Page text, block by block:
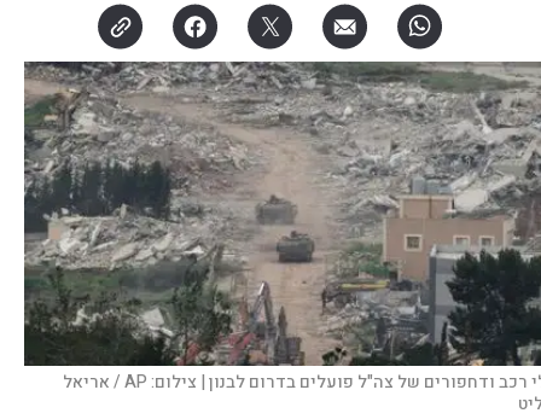
רכב ודחפורים של צה"ל פועלים בדרום לבנון | צילום:
AP / אריאל